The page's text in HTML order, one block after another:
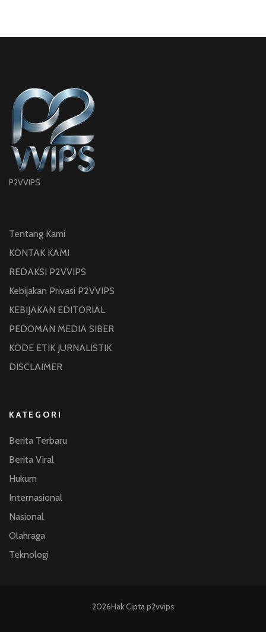
P2VVIPS
Tentang Kami
KONTAK KAMI
REDAKSI P2VVIPS
Kebijakan Privasi P2VVIPS
KEBIJAKAN EDITORIAL
PEDOMAN MEDIA SIBER
KODE ETIK JURNALISTIK
DISCLAIMER
KATEGORI
Berita Terbaru
Berita Viral
Hukum
Internasional
Nasional
Olahraga
Teknologi
2026Hak Ciptap2vvips